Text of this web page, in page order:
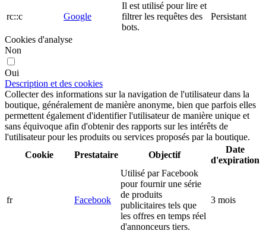
rc::c Google
Il est utilisé pour lire et
filtrer les requêtes des
bots.
Persistant
Cookies d'analyse
Non
Oui
Description et des cookies
Collecter des informations sur la navigation de l'utilisateur dans la
boutique, généralement de manière anonyme, bien que parfois elles
permettent également d'identifier l'utilisateur de manière unique et
sans équivoque afin d'obtenir des rapports sur les intérêts de
l'utilisateur pour les produits ou services proposés par la boutique.
Cookie
Prestataire Objectif
Date
d'expiration
fr Facebook
Utilisé par Facebook
pour fournir une série
de produits
publicitaires tels que
les offres en temps réel
d'annonceurs tiers.
3 mois